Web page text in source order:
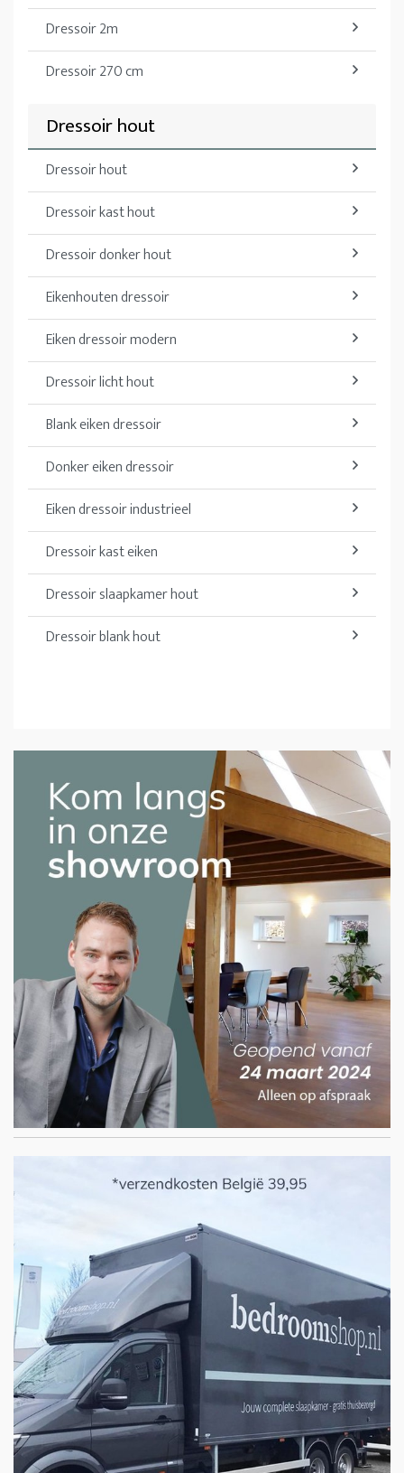
Dressoir 2m
Dressoir 270 cm
Dressoir hout
Dressoir hout
Dressoir kast hout
Dressoir donker hout
Eikenhouten dressoir
Eiken dressoir modern
Dressoir licht hout
Blank eiken dressoir
Donker eiken dressoir
Eiken dressoir industrieel
Dressoir kast eiken
Dressoir slaapkamer hout
Dressoir blank hout